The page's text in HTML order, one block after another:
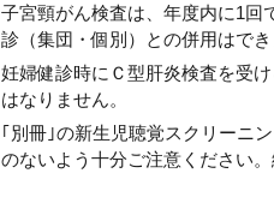
子宮頸がん検査は、年度内に1回
診（集団・個別）との併用はでき
妊婦健診時にＣ型肝炎検査を受
はなりません。
｢別冊｣の新生児聴覚スクリーニ
のないよう十分ご注意ください